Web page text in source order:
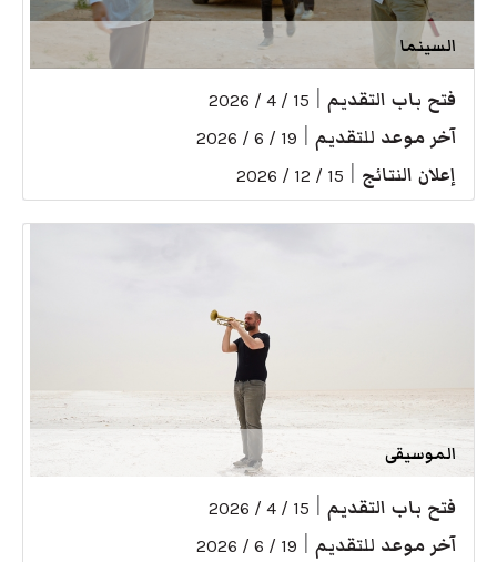
السينما
فتح باب التقديم 15 / 4 / 2026
آخر موعد للتقديم 19 / 6 / 2026
إعلان النتائج 15 / 12 / 2026
الموسيقى
فتح باب التقديم 15 / 4 / 2026
آخر موعد للتقديم 19 / 6 / 2026